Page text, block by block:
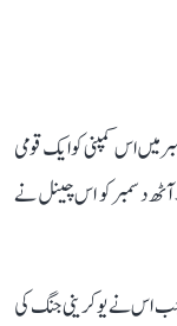
میں اس کمپنی کو ایک قومی
آٹھ دسمبر کو اس چینل نے
جب اس نے یوکرینی جنگ کی